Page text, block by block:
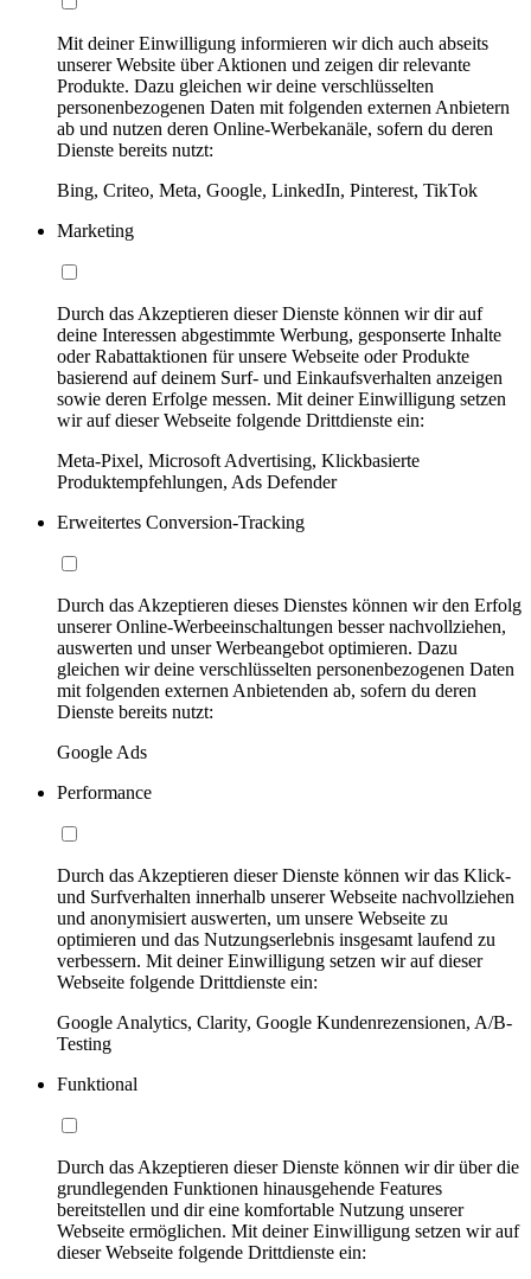
Mit deiner Einwilligung informieren wir dich auch abseits
unserer Website über Aktionen und zeigen dir relevante
Produkte. Dazu gleichen wir deine verschlüsselten
personenbezogenen Daten mit folgenden externen Anbietern
ab und nutzen deren Online-Werbekanäle, sofern du deren
Dienste bereits nutzt:
Bing, Criteo, Meta, Google, LinkedIn, Pinterest, TikTok
Marketing
Durch das Akzeptieren dieser Dienste können wir dir auf
deine Interessen abgestimmte Werbung, gesponserte Inhalte
oder Rabattaktionen für unsere Webseite oder Produkte
basierend auf deinem Surf- und Einkaufsverhalten anzeigen
sowie deren Erfolge messen. Mit deiner Einwilligung setzen
wir auf dieser Webseite folgende Drittdienste ein:
Meta-Pixel, Microsoft Advertising, Klickbasierte
Produktempfehlungen, Ads Defender
Erweitertes Conversion-Tracking
Durch das Akzeptieren dieses Dienstes können wir den Erfolg
unserer Online-Werbeeinschaltungen besser nachvollziehen,
auswerten und unser Werbeangebot optimieren. Dazu
gleichen wir deine verschlüsselten personenbezogenen Daten
mit folgenden externen Anbietenden ab, sofern du deren
Dienste bereits nutzt:
Google Ads
Performance
Durch das Akzeptieren dieser Dienste können wir das Klick-
und Surfverhalten innerhalb unserer Webseite nachvollziehen
und anonymisiert auswerten, um unsere Webseite zu
optimieren und das Nutzungserlebnis insgesamt laufend zu
verbessern. Mit deiner Einwilligung setzen wir auf dieser
Webseite folgende Drittdienste ein:
Google Analytics, Clarity, Google Kundenrezensionen, A/B-
Testing
Funktional
Durch das Akzeptieren dieser Dienste können wir dir über die
grundlegenden Funktionen hinausgehende Features
bereitstellen und dir eine komfortable Nutzung unserer
Webseite ermöglichen. Mit deiner Einwilligung setzen wir auf
dieser Webseite folgende Drittdienste ein: